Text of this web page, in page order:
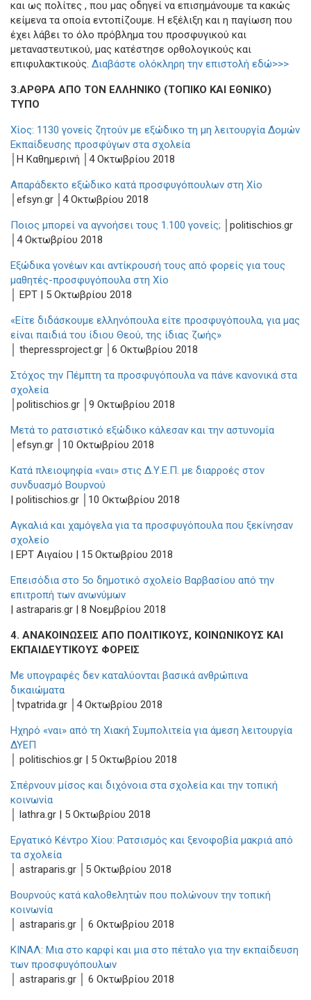
και ως πολίτες , που μας οδηγεί να επισημάνουμε τα κακώς
κείμενα τα οποία εντοπίζουμε. Η εξέλιξη και η παγίωση που
έχει λάβει το όλο πρόβλημα του προσφυγικού και
μεταναστευτικού, μας κατέστησε ορθολογικούς και
επιφυλακτικούς. Διαβάστε ολόκληρη την επιστολή εδώ>>>
3.ΑΡΘΡΑ ΑΠΟ ΤΟΝ ΕΛΛΗΝΙΚΟ (ΤΟΠΙΚΟ ΚΑΙ ΕΘΝΙΚΟ)
ΤΥΠΟ
Χίος: 1130 γονείς ζητούν με εξώδικο τη μη λειτουργία Δομών
Εκπαίδευσης προσφύγων στα σχολεία
│H Καθημερινή │4 Οκτωβρίου 2018
Απαράδεκτο εξώδικο κατά προσφυγόπουλων στη Χίο
│efsyn.gr │4 Οκτωβρίου 2018
Ποιος μπορεί να αγνοήσει τους 1.100 γονείς; │politischios.gr
│4 Οκτωβρίου 2018
Εξώδικα γονέων και αντίκρουσή τους από φορείς για τους
μαθητές-προσφυγόπουλα στη Χίο
│ ΕΡΤ | 5 Οκτωβρίου 2018
«Είτε διδάσκουμε ελληνόπουλα είτε προσφυγόπουλα, για μας
είναι παιδιά του ίδιου Θεού, της ίδιας ζωής»
│ thepressproject.gr │6 Οκτωβρίου 2018
Στόχος την Πέμπτη τα προσφυγόπουλα να πάνε κανονικά στα
σχολεία
│politischios.gr │9 Οκτωβρίου 2018
Μετά το ρατσιστικό εξώδικο κάλεσαν και την αστυνομία
│efsyn.gr │10 Οκτωβρίου 2018
Κατά πλειοψηφία «ναι» στις Δ.Υ.Ε.Π. με διαρροές στον
συνδυασμό Βουρνού
| politischios.gr │10 Οκτωβρίου 2018
Αγκαλιά και χαμόγελα για τα προσφυγόπουλα που ξεκίνησαν
σχολείο
| ΕΡΤ Αιγαίου | 15 Οκτωβρίου 2018
Επεισόδια στο 5ο δημοτικό σχολείο Βαρβασίου από την
επιτροπή των ανωνύμων
| astraparis.gr | 8 Νοεμβρίου 2018
4. AΝΑΚΟΙΝΩΣΕΙΣ ΑΠΟ ΠΟΛΙΤΙΚΟΥΣ, ΚΟΙΝΩΝΙΚΟΥΣ ΚΑΙ
ΕΚΠΑΙΔΕΥΤΙΚΟΥΣ ΦΟΡΕΙΣ
Με υπογραφές δεν καταλύονται βασικά ανθρώπινα
δικαιώματα
│tvpatrida.gr │4 Oκτωβρίου 2018
Ηχηρό «ναι» από τη Χιακή Συμπολιτεία για άμεση λειτουργία
ΔΥΕΠ
│ politischios.gr | 5 Οκτωβρίου 2018
Σπέρνουν μίσος και διχόνοια στα σχολεία και την τοπική
κοινωνία
│ lathra.gr | 5 Οκτωβρίου 2018
Εργατικό Κέντρο Χίου: Ρατσισμός και ξενοφοβία μακριά από
τα σχολεία
│ astraparis.gr │5 Οκτωβρίου 2018
Βουρνούς κατά καλοθελητών που πολώνουν την τοπική
κοινωνία
│ astraparis.gr │ 6 Οκτωβρίου 2018
ΚΙΝΑΛ: Μια στο καρφί και μια στο πέταλο για την εκπαίδευση
των προσφυγόπουλων
│ astraparis.gr │ 6 Οκτωβρίου 2018